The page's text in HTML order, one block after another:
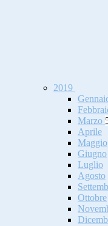
2019
Marzo
Aprile
Maggio
Giugno
Luglio
Agosto
Ottobre